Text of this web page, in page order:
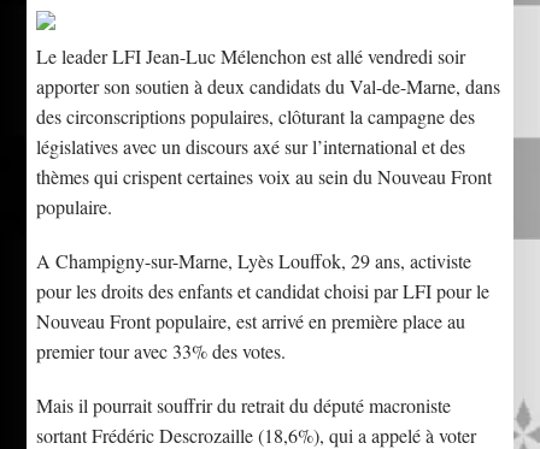
Le leader LFI Jean-Luc Mélenchon est allé vendredi soir
apporter son soutien à deux candidats du Val-de-Marne, dans
des circonscriptions populaires, clôturant la campagne des
législatives avec un discours axé sur l’international et des
thèmes qui crispent certaines voix au sein du Nouveau Front
populaire.
A Champigny-sur-Marne, Lyès Louffok, 29 ans, activiste
pour les droits des enfants et candidat choisi par LFI pour le
Nouveau Front populaire, est arrivé en première place au
premier tour avec 33% des votes.
Mais il pourrait souffrir du retrait du député macroniste
sortant Frédéric Descrozaille (18,6%), qui a appelé à voter